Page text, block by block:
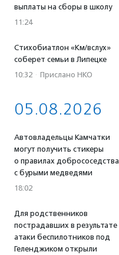
выплаты на сборы в школу
11:24
Стихобиатлон «Км/вслух»
соберет семьи в Липецке
10:32 · Прислано НКО
05.08.2026
Автовладельцы Камчатки
могут получить стикеры
о правилах добрососедства
с бурыми медведями
18:02
Для родственников
пострадавших в результате
атаки беспилотников под
Геленджиком открыли